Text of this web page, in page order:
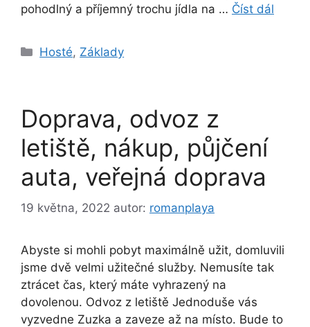
pohodlný a příjemný trochu jídla na … Číst dál
Rubriky
Hosté, Základy
Doprava, odvoz z
letiště, nákup, půjčení
auta, veřejná doprava
19 května, 2022 autor: romanplaya
Abyste si mohli pobyt maximálně užit, domluvili
jsme dvě velmi užitečné služby. Nemusíte tak
ztrácet čas, který máte vyhrazený na
dovolenou. Odvoz z letiště Jednoduše vás
vyzvedne Zuzka a zaveze až na místo. Bude to